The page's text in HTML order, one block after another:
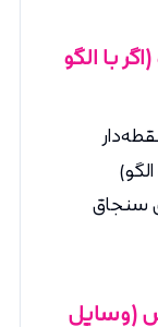
با الگو
(وسایل